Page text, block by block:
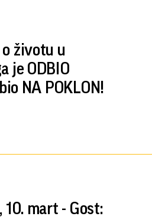
životu u
je ODBIO
NA POKLON!
mart - Gost: